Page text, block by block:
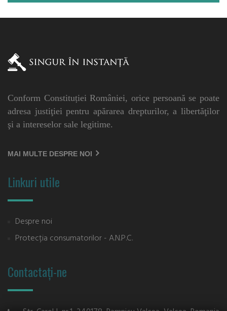
Conform Constituției României, orice persoană se poate
adresa justiţiei pentru apărarea drepturilor, a libertăţilor
şi a intereselor sale legitime.
MAI MULTE DESPRE NOI
Linkuri utile
Despre noi
Protecția consumatorilor - A.N.P.C.
Contactați-ne